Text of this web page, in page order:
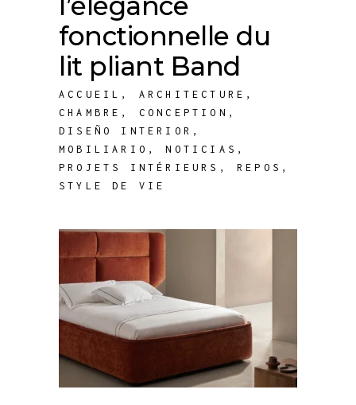
fonctionnelle du
lit pliant Band
ACCUEIL , ARCHITECTURE ,
CHAMBRE , CONCEPTION ,
DISEÑO INTERIOR ,
MOBILIARIO ,NOTICIAS ,
PROJETS INTÉRIEURS ,REPOS ,
STYLE DE VIE